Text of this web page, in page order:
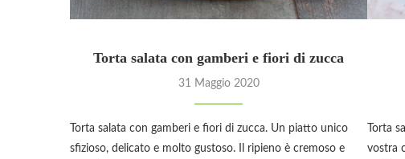
Torta salata con gamberi e fiori di zucca
31 Maggio 2020
Torta salata con gamberi e fiori di zucca. Un piatto unico
sfizioso, delicato e molto gustoso. Il ripieno è cremoso e
Torta
vostra